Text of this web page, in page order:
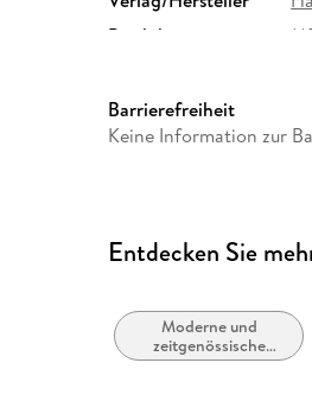
Produktart
Barrierefreiheit
Keine Information zur
Entdecken Sie
Moderne und
zeitgenössische
Belletristik: allgemein